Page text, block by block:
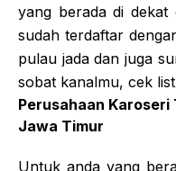
yang berada di dekat
sudah terdaftar
pulau jada dan juga
sobat kanalmu, cek
Perusahaan Karoseri
Jawa Timur
Untuk anda yang